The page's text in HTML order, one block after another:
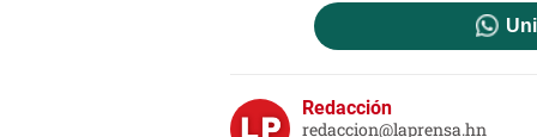
Redacción
redaccion@laprensa.hn